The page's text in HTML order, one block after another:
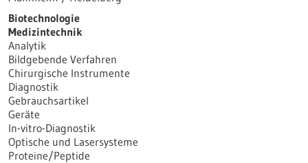
Biotechnologie
Medizintechnik
Analytik
Bildgebende Verfahren
Chirurgische Instrumente
Diagnostik
Gebrauchsartikel
Geräte
In-vitro-Diagnostik
Optische und Lasersysteme
Proteine/Peptide